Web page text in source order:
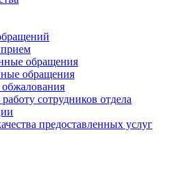
обращения
обращения
сотрудников отдела
предоставленных услуг